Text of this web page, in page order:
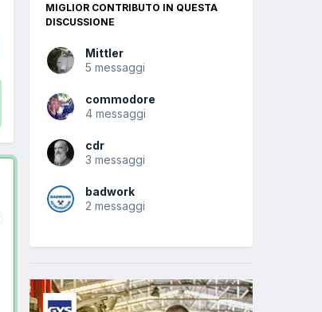
MIGLIOR CONTRIBUTO IN QUESTA
DISCUSSIONE
Mittler
5 messaggi
commodore
4 messaggi
cdr
3 messaggi
badwork
2 messaggi